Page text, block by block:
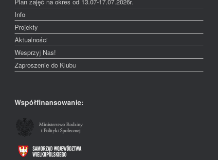
Plan zajęć na okres od 13.07-17.07.2026r.
Info
Projekty
Aktualności
Wesprzyj Nas!
Zaproszenie do Klubu
Współfinansowanie: